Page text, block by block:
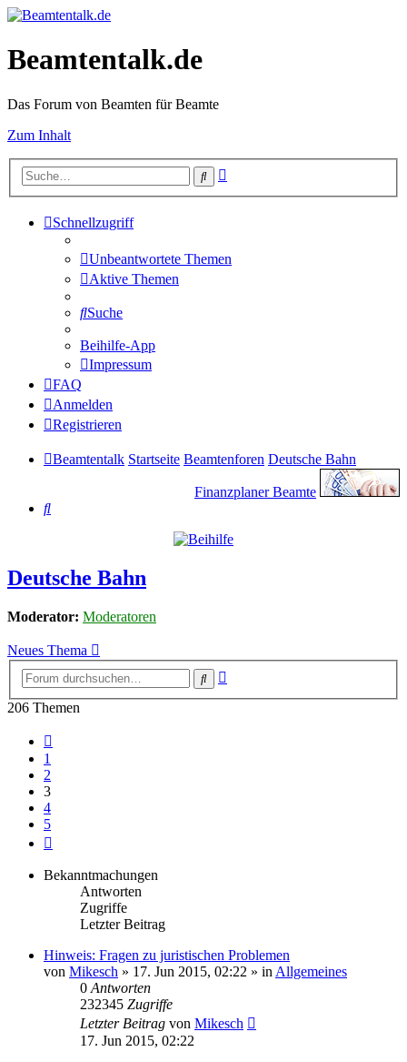
Beamtentalk.de
Das Forum von Beamten für Beamte
Zum Inhalt
Suche
Schnellzugriff
Unbeantwortete Themen
Aktive Themen
Suche
Beihilfe-App
Impressum
FAQ
Anmelden
Registrieren
Beamtentalk Startseite Beamtenforen Deutsche Bahn
Finanzplaner Beamte
Suche
Deutsche Bahn
Moderator: Moderatoren
Neues Thema
Suche
206 Themen
1
2
3
4
5
Bekanntmachungen
Antworten
Zugriffe
Letzter Beitrag
Hinweis: Fragen zu juristischen Problemen
von Mikesch » 17. Jun 2015, 02:22 » in Allgemeines
0 Antworten
232345 Zugriffe
Letzter Beitrag von Mikesch
17. Jun 2015, 02:22